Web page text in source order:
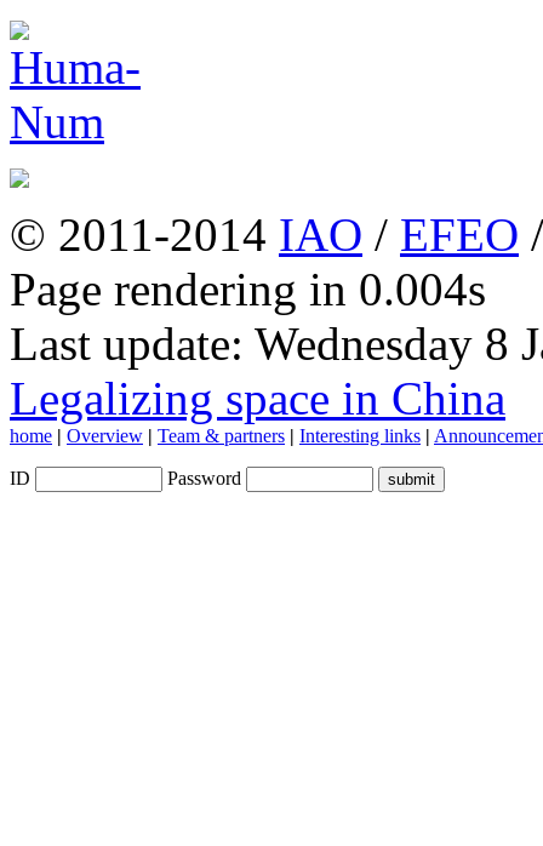
© 2011-2014 IAO / EFEO
Page rendering in 0.004s
Last update: Wednesday 8
Legalizing space in China
home | Overview | Team & partners | Interesting links |
ID Password